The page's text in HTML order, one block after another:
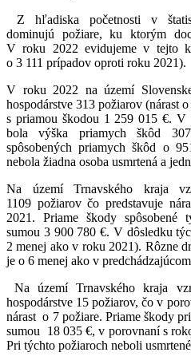
Z hľadiska početnosti v
dominujú požiare, ku ktorým
V roku 2022 evidujeme v tejto
o 3 111 prípadov oproti roku 2021).
V roku 2022 na území
hospodárstve 313 požiarov (nárast
s priamou škodou 1 259 015 €.
bola výška priamych škôd
spôsobených priamych škôd o
nebola žiadna osoba usmrtená a
Na území Trnavského kraja
1109 požiarov čo predstavuje
2021. Priame škody spôsobené
sumou 3 900 780 €. V dôsledku
2 menej ako v roku 2021). Rôzne
je o 6 menej ako v
Na území Trnavského kraja
hospodárstve 15 požiarov, čo v
nárast o 7 požiare. Priame škody
sumou 18 035 €, v porovnaní s
Pri týchto požiaroch neboli